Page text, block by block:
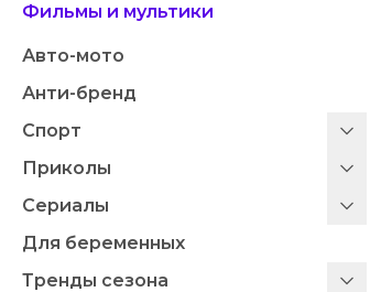
Фильмы и мультики
Авто-мото
Анти-бренд
Спорт
Приколы
Сериалы
Для беременных
Тренды сезона